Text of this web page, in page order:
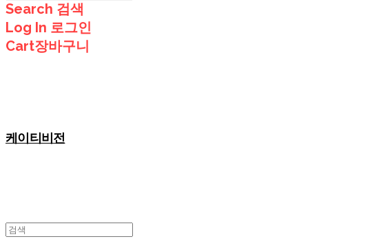
Search 검색
Log In 로그인
Cart장바구니
케이티비전